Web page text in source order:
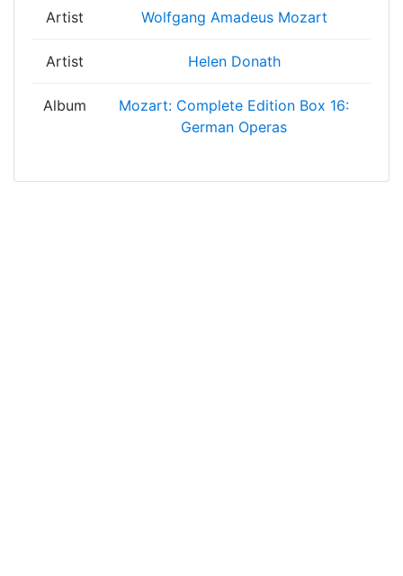
Artist Wolfgang Amadeus Mozart
Artist Helen Donath
Album
Mozart: Complete Edition Box 16:
German Operas